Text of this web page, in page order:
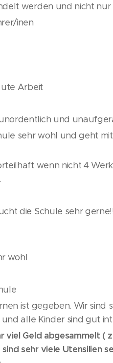
werden und nicht nur
inen
Arbeit
und
sehr wohl und geht
wenn nicht 4
die Schule sehr
wohl
ist gegeben. Wir sind
alle Kinder sind gut
viel Geld abgesammelt (
sehr viele Utensilien